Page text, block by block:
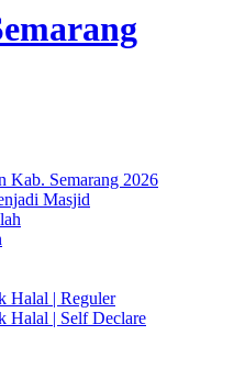
Kab. Semarang 2026
Masjid
Halal | Reguler
Halal | Self Declare